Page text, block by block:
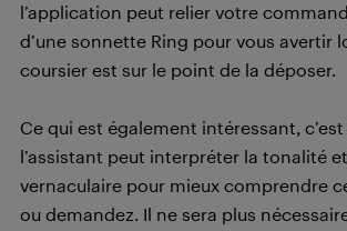
l’application peut relier votre
d’une sonnette Ring pour vous avertir
coursier est sur le point de la déposer.
Ce qui est également intéressant,
l’assistant peut interpréter la tonalité
vernaculaire pour mieux comprendre
ou demandez. Il ne sera plus